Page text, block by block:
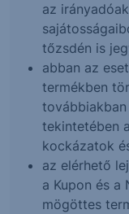
az
tőzsdén is
abban az
termékben
tekintetében
kockázatok
az elérhető
a Kupon és a
mögöttes